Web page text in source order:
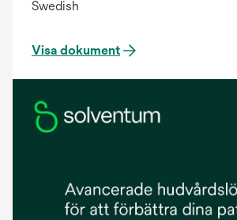
Swedish
Visa dokument